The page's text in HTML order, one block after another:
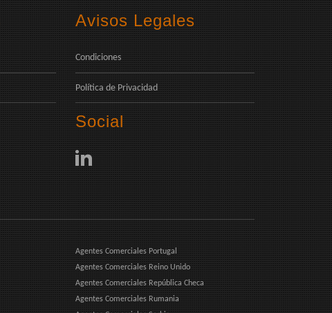
Avisos Legales
Condiciones
Política de Privacidad
Social
Agentes Comerciales Portugal
Agentes Comerciales Reino Unido
Agentes Comerciales República Checa
Agentes Comerciales Rumania